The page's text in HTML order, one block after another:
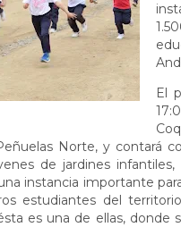
El
Norte, y contará
de jardines infantiles,
instancia importante
estudiantes del
es una de ellas, donde